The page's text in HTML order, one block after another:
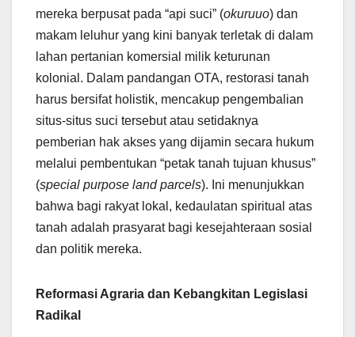
mereka berpusat pada “api suci” (okuruuo) dan
makam leluhur yang kini banyak terletak di dalam
lahan pertanian komersial milik keturunan
kolonial. Dalam pandangan OTA, restorasi tanah
harus bersifat holistik, mencakup pengembalian
situs-situs suci tersebut atau setidaknya
pemberian hak akses yang dijamin secara hukum
melalui pembentukan “petak tanah tujuan khusus”
(special purpose land parcels). Ini menunjukkan
bahwa bagi rakyat lokal, kedaulatan spiritual atas
tanah adalah prasyarat bagi kesejahteraan sosial
dan politik mereka.
Reformasi Agraria dan Kebangkitan Legislasi
Radikal